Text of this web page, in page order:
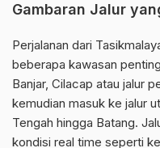
Gambaran Jalur
Perjalanan dari
beberapa kawasan
Banjar, Cilacap atau jalur
kemudian masuk ke jalur
Tengah hingga Batang.
kondisi real time seperti